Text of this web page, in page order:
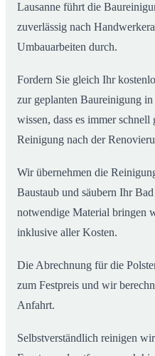
Lausanne führt die
zuverlässig nach
Umbauarbeiten durch.
Fordern Sie gleich Ihr
zur geplanten Baureinigung
wissen, dass es immer
Reinigung nach der
Wir übernehmen die
Baustaub und säubern Ihr
notwendige Material bringen
inklusive aller Kosten.
Die Abrechnung für die
zum Festpreis und wir
Anfahrt.
Selbstverständlich reinigen